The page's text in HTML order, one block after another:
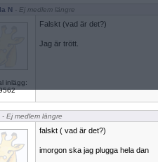
N - Ej medlem längre
inlägg:
Falskt (vad är det?)
Jag är trött.
- Ej medlem längre
falskt ( vad är det?)
imorgon ska jag plugga hela dan